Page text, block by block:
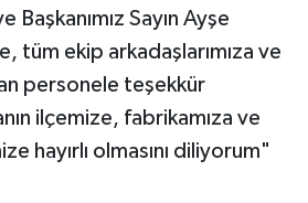
Başkanımız Sayın Ayşe
tüm ekip arkadaşlarımıza ve
personele teşekkür
ilçemize, fabrikamıza ve
hayırlı olmasını diliyorum"